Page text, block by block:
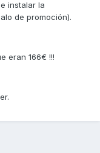
instalar la
de promoción).
eran 166€ !!!